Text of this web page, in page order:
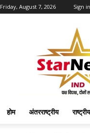
Friday, August 7, 2026 Sign
होम अंतरराष्ट्रीय राष्ट्रीय